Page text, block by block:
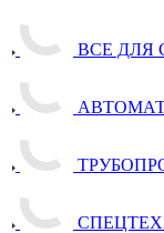
ВСЕ ДЛЯ